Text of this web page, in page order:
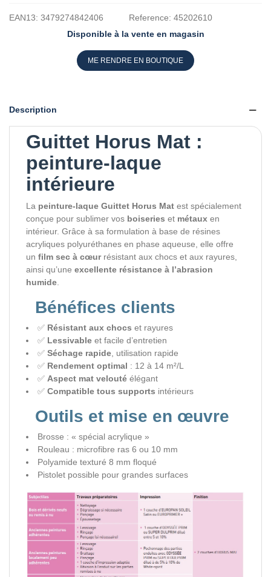
EAN13: 3479274842406 Reference: 45202610
Disponible à la vente en magasin
ME RENDRE EN BOUTIQUE
Description
Guittet Horus Mat :
peinture-laque
intérieure
La peinture-laque Guittet Horus Mat est spécialement
conçue pour sublimer vos boiseries et métaux en
intérieur. Grâce à sa formulation à base de résines
acryliques polyuréthanes en phase aqueuse, elle offre
un film sec à cœurrésistant aux chocs et aux rayures,
ainsi qu’une excellente résistance à l’abrasion
humide.
Bénéfices clients
✅ Résistant aux chocs et rayures
✅ Lessivable et facile d’entretien
✅ Séchage rapide, utilisation rapide
✅ Rendement optimal : 12 à 14 m²/L
✅ Aspect mat velouté élégant
✅ Compatible tous supports intérieurs
Outils et mise en œuvre
Brosse : « spécial acrylique »
Rouleau : microfibre ras 6 ou 10 mm
Polyamide texturé 8 mm floqué
Pistolet possible pour grandes surfaces